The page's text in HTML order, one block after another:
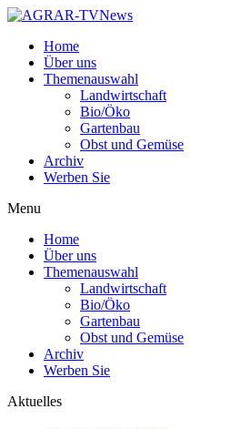
Home
Über uns
Themenauswahl
Landwirtschaft
Bio/Öko
Gartenbau
Obst und Gemüse
Archiv
Werben Sie
Menu
Home
Über uns
Themenauswahl
Landwirtschaft
Bio/Öko
Gartenbau
Obst und Gemüse
Archiv
Werben Sie
Aktuelles